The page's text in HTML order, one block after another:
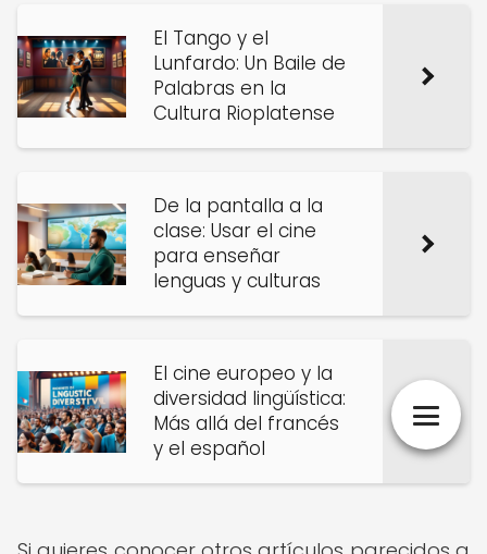
El Tango y el
Lunfardo: Un Baile de
Palabras en la
Cultura Rioplatense
De la pantalla a la
clase: Usar el cine
para enseñar
lenguas y culturas
El cine europeo y la
diversidad lingüística:
Más allá del francés
y el español